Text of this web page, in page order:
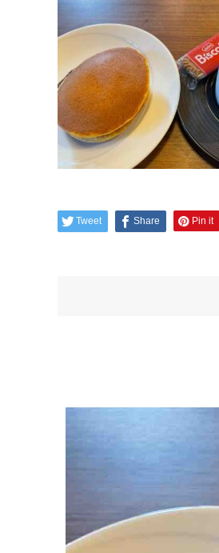
Tweet Share Pin it